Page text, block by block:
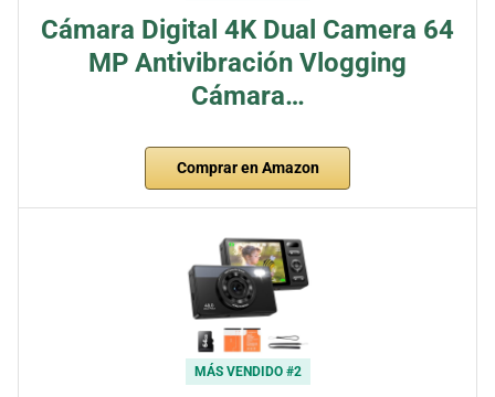
Cámara Digital 4K Dual Camera 64
MP Antivibración Vlogging
Cámara…
Comprar en Amazon
MÁS VENDIDO #2